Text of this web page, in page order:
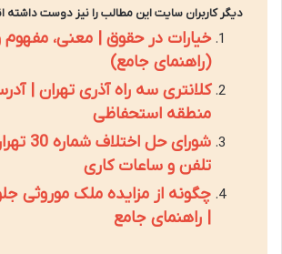
دیگر کاربران سایت این مطالب را نیز دوست داشته
خیارات در حقوق | معنی، مفهوم
(راهنمای جامع)
کلانتری سه راه آذری تهران |
منطقه استحفاظی
شورای حل
تلفن و ساعات کاری
چگونه از مزایده ملک موروثی
| راهنمای جامع